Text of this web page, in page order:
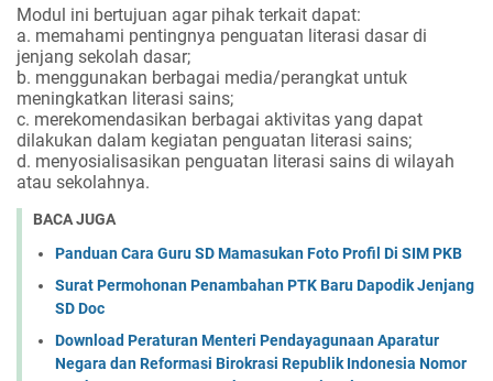
Modul ini bertujuan agar pihak terkait dapat:
a. memahami pentingnya penguatan literasi dasar di
jenjang sekolah dasar;
b. menggunakan berbagai media/perangkat untuk
meningkatkan literasi sains;
c. merekomendasikan berbagai aktivitas yang dapat
dilakukan dalam kegiatan penguatan literasi sains;
d. menyosialisasikan penguatan literasi sains di wilayah
atau sekolahnya.
BACA JUGA
Panduan Cara Guru SD Mamasukan Foto Profil Di SIM PKB
Surat Permohonan Penambahan PTK Baru Dapodik Jenjang
SD Doc
Download Peraturan Menteri Pendayagunaan Aparatur
Negara dan Reformasi Birokrasi Republik Indonesia Nomor